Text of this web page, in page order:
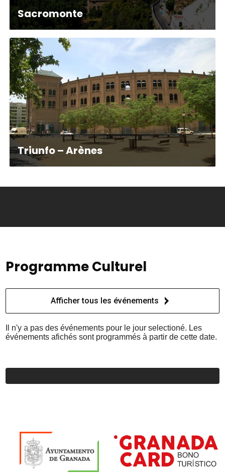
Sacromonte
Triunfo – Arènes
Programme Culturel
Afficher tous les événements
Il n'y a pas des événements pour le jour selectioné. Les
événements afichés sont programmés à partir de cette date.